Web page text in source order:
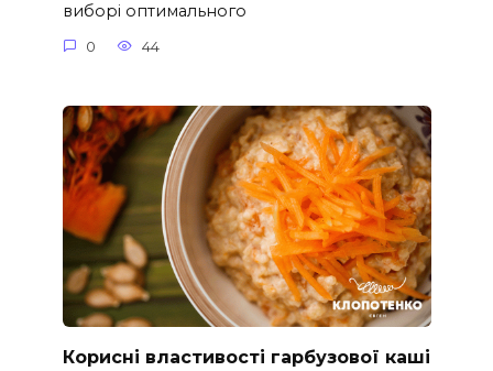
виборі оптимального
0 44
Корисні властивості гарбузової каші